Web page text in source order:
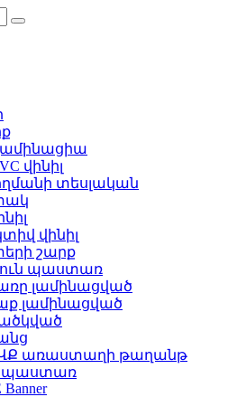
վինիլ
տեսլական
վինիլ
շարք
պաստառ
լամինացված
լամինացված
առաստաղի թաղանթ
պաստառ
Banner